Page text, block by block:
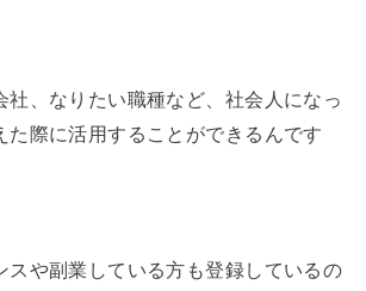
社、なりたい職種など、社会人になっ
た際に活用することができるんです
スや副業している方も登録しているの